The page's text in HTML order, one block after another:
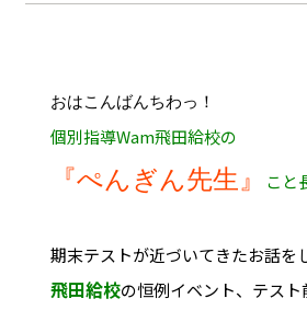
おはこんばんちわっ！
個別指導Wam飛田給校の
『ぺんぎん先生』 こと
期末テストが近づいてきたお話を
飛田給校の恒例イベント、テスト